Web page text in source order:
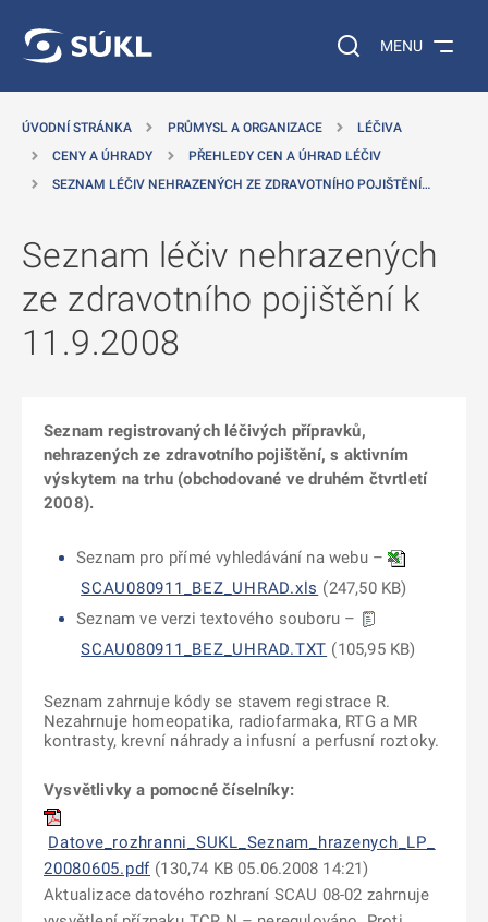
Vyhledávání na
MENU
ÚVODNÍ STRÁNKA PRŮMYSL A ORGANIZACE
LÉČIVA
CENY A ÚHRADY
PŘEHLEDY CEN A ÚHRAD LÉČIV
SEZNAM LÉČIV NEHRAZENÝCH ZE ZDRAVOTNÍHO POJIŠTĚNÍ…
Seznam léčiv nehrazených
ze zdravotního pojištění k
11.9.2008
Seznam registrovaných léčivých přípravků,
nehrazených ze zdravotního pojištění, s aktivním
výskytem na trhu (obchodované ve druhém čtvrtletí
2008).
Seznam pro přímé vyhledávání na webu –
SCAU080911_BEZ_UHRAD.xls (247,50 KB)
Seznam ve verzi textového souboru –
SCAU080911_BEZ_UHRAD.TXT (105,95 KB)
Seznam zahrnuje kódy se stavem registrace R.
Nezahrnuje homeopatika, radiofarmaka, RTG a MR
kontrasty, krevní náhrady a infusní a perfusní roztoky.
Vysvětlivky a pomocné číselníky:
Datove_rozhranni_SUKL_Seznam_hrazenych_LP_
20080605.pdf (130,74 KB 05.06.2008 14:21)
Aktualizace datového rozhraní SCAU 08-02 zahrnuje